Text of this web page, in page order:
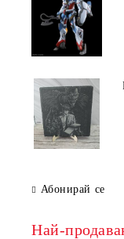
Абонирай се
Най-